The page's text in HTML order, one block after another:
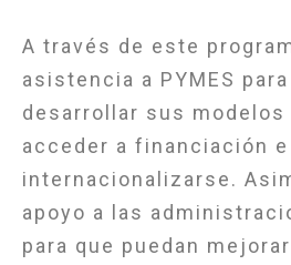
A través de este
asistencia a PYMES
desarrollar sus modelos
acceder a financiación e
internacionalizarse.
apoyo a las
para que puedan